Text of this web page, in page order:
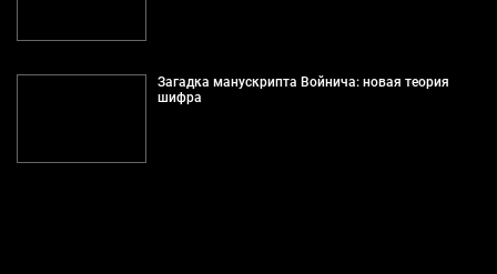
Загадка манускрипта Войнича: новая теория
шифра